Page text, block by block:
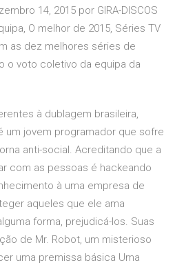
14, 2015 por GIRA-DISCOS
O melhor de 2015, Séries TV
as dez melhores séries de
o voto coletivo da equipa da
à dublagem brasileira,
um jovem programador que sofre
anti-social. Acreditando que a
com as pessoas é hackeando
à uma empresa de
aqueles que ele ama
forma, prejudicá-los. Suas
de Mr. Robot, um misterioso
uma premissa básica Uma